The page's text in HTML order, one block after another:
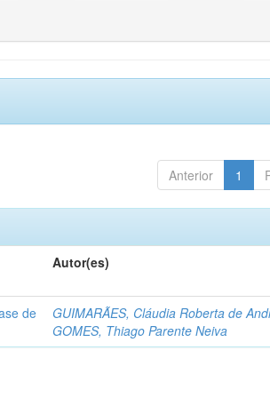
Anterior 1
Autor(es)
de
GUIMARÃES, Cláudia Roberta de
GOMES, Thiago Parente Neiva